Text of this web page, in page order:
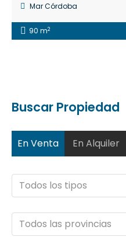
Mar Córdoba
90 m2
Buscar Propiedad
En Venta En Alquiler